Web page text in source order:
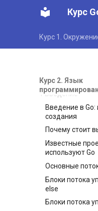
Курс
Курс 1.
Курс 2. Язык
1 Введение
Введение в Go:
создания
Почему стоит
Известные
используют Go
Основные
Блоки потока
else
Блоки потока